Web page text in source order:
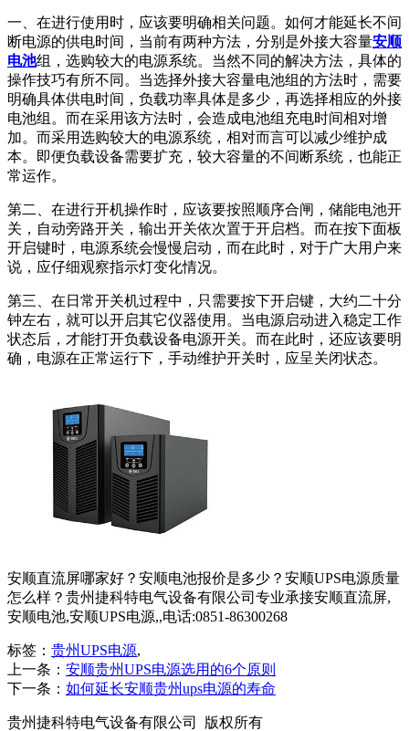
一、在进行使用时，应该要明确相关问题。如何才能延长不间
断电源的供电时间，当前有两种方法，分别是外接大容量安顺
电池组，选购较大的电源系统。当然不同的解决方法，具体的
操作技巧有所不同。当选择外接大容量电池组的方法时，需要
明确具体供电时间，负载功率具体是多少，再选择相应的外接
电池组。而在采用该方法时，会造成电池组充电时间相对增
加。而采用选购较大的电源系统，相对而言可以减少维护成
本。即便负载设备需要扩充，较大容量的不间断系统，也能正
常运作。
第二、在进行开机操作时，应该要按照顺序合闸，储能电池开
关，自动旁路开关，输出开关依次置于开启档。而在按下面板
开启键时，电源系统会慢慢启动，而在此时，对于广大用户来
说，应仔细观察指示灯变化情况。
第三、在日常开关机过程中，只需要按下开启键，大约二十分
钟左右，就可以开启其它仪器使用。当电源启动进入稳定工作
状态后，才能打开负载设备电源开关。而在此时，还应该要明
确，电源在正常运行下，手动维护开关时，应呈关闭状态。
安顺直流屏哪家好？安顺电池报价是多少？安顺UPS电源质量
怎么样？贵州捷科特电气设备有限公司专业承接安顺直流屏,
安顺电池,安顺UPS电源,,电话:0851-86300268
标签： 贵州UPS电源,
上一条： 安顺贵州UPS电源选用的6个原则
下一条： 如何延长安顺贵州ups电源的寿命
贵州捷科特电气设备有限公司 版权所有